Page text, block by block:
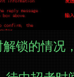
锁的情况